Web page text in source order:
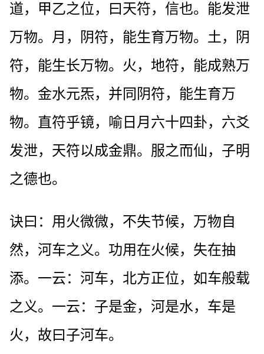
道，甲乙之位，曰天符，信也。能发泄
万物。月，阴符，能生育万物。土，阴
符，能生长万物。火，地符，能成熟万
物。金水元炁，并同阴符，能生育万
物。直符乎镜，喻日月六十四卦，六爻
发泄，天符以成金鼎。服之而仙，子明
之德也。
诀曰：用火微微，不失节候，万物自
然，河车之义。功用在火候，失在抽
添。一云：河车，北方正位，如车般载
之义。一云：子是金，河是水，车是
火，故曰子河车。